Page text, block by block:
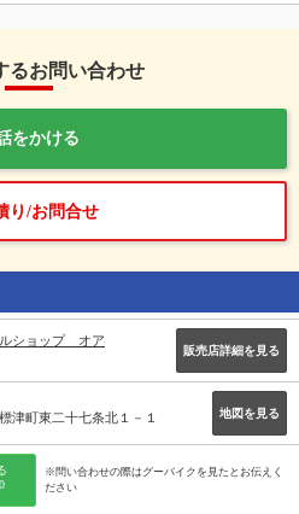
るお問い合わせ
をかける
り/お問合せ
ショップ オア
販売店詳細を見る
地図を見る
津町東二十七条北１－１
※問い合わせの際はグーバイクを見たとお伝えく
ださい